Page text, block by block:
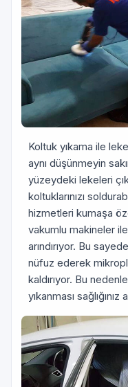
Koltuk yıkama ile
aynı düşünmeyin
yüzeydeki lekeleri
koltuklarınızı
hizmetleri kumaşa
vakumlu makineler ile
arındırıyor. Bu
nüfuz ederek
kaldırıyor. Bu
yıkanması